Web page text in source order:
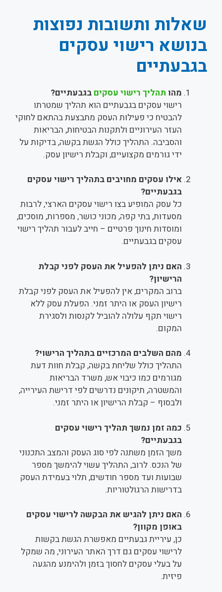
שאלות ותשובות נפוצות
בנושא רישוי עסקים
בגבעתיים
מהו תהליך רישוי עסקים בגבעתיים?
רישוי עסקים בגבעתיים הוא תהליך שמטרתו
להבטיח כי פעילות העסק מתבצעת בהתאם לחוקי
העזר העירוניים ולתקנות הבטיחות, הבריאות
והסביבה. התהליך כולל הגשת בקשה, בדיקות על
ידי גורמים מקצועיים, וקבלת רישיון עסק.
אילו עסקים מחויבים בתהליך רישוי עסקים
בגבעתיים?
כל עסק המופיע בצו רישוי עסקים הארצי, לרבות
מסעדות, בתי קפה, מכוני כושר, מספרות, מוסכים,
ומוסדות חינוך פרטיים – חייב לעבור תהליך רישוי
עסקים בגבעתיים.
האם ניתן להפעיל את העסק לפני קבלת
הרישיון?
ברוב המקרים, אין להפעיל את העסק לפני קבלת
רישיון העסק או היתר זמני. הפעלת עסק ללא
רישוי תקף עלולה להוביל לקנסות ולסגירת
המקום.
מהם השלבים המרכזיים בתהליך הרישוי?
התהליך כולל שליחת בקשה, קבלת חוות דעת
מגורמים כמו כיבוי אש, משרד הבריאות
והמשטרה, תיקונים נדרשים לפי דרישת העירייה,
ולבסוף – קבלת הרישיון או היתר זמני.
כמה זמן נמשך תהליך רישוי עסקים
בגבעתיים?
משך הזמן משתנה לפי סוג העסק והמצב התכנוני
של הנכס. לרוב, התהליך עשוי להימשך מספר
שבועות ועד מספר חודשים, תלוי בעמידת העסק
בדרישות הרגולטוריות.
האם ניתן להגיש את הבקשה לרישוי עסקים
באופן מקוון?
כן, עיריית גבעתיים מאפשרת הגשת בקשות
לרישוי עסקים גם דרך האתר העירוני, מה שמקל
על בעלי עסקים לחסוך בזמן ולהימנע מהגעה
פיזית.